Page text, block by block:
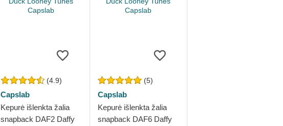
(4.9)
Capslab
Kepurė išlenkta žalia
snapback DAF2 Daffy
(5)
Capslab
Kepurė išlenkta žalia
snapback DAF6 Daffy